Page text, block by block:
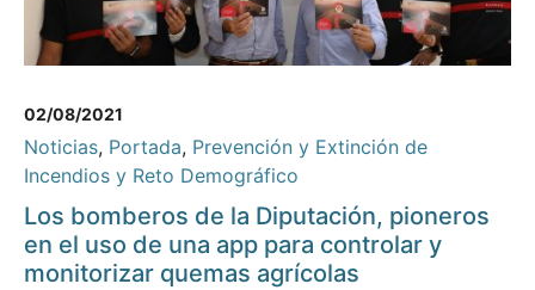
02/08/2021
Noticias, Portada, Prevención y Extinción de
Incendios y Reto Demográfico
Los bomberos de la Diputación, pioneros
en el uso de una app para controlar y
monitorizar quemas agrícolas